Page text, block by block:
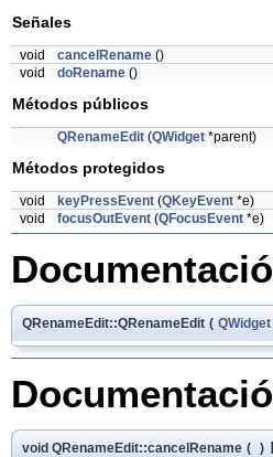
Señales
void cancelRename ()
void
doRename ()
Métodos públicos
QRenameEdit (QWidget *parent)
Métodos protegidos
void keyPressEvent (QKeyEvent *e)
void
focusOutEvent (QFocusEvent *e)
QRenameEdit::QRenameEdit ( QWidget
void QRenameEdit::cancelRename ( )